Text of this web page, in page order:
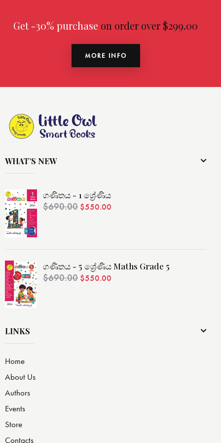
Get -30% purchase on order over $299.00
MORE INFO
WHAT’S NEW
ගණිතය - 1 ශ්‍රේණිය
$690.00 $550.00
ගණිතය - 5 ශ්‍රේණිය Maths Grade 5
$690.00 $550.00
LINKS
Home
About Us
Authors
Events
Store
Contacts